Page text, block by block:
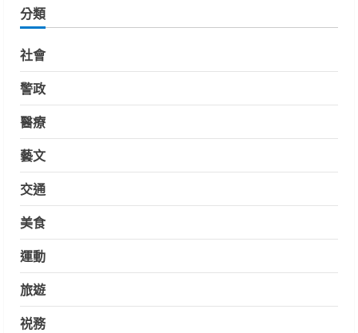
分類
社會
警政
醫療
藝文
交通
美食
運動
旅遊
祱務